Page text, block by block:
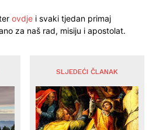
ovdje i svaki tjedan primaj
za naš rad, misiju i apostolat.
SLJEDEĆI ČLANAK